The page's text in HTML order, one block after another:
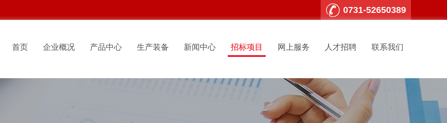
0731-52650389
首页 企业概况 产品中心 生产装备 新闻中心 招标项目 网上服务 人才招聘 联系我们